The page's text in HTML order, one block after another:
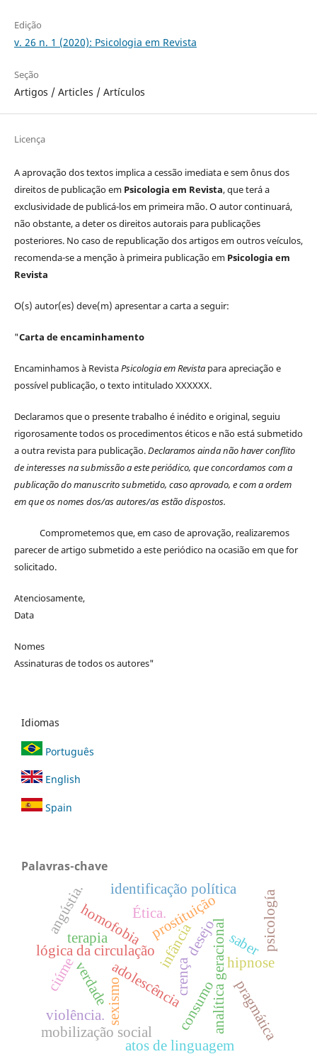
Edição
v. 26 n. 1 (2020): Psicologia em Revista
Seção
Artigos / Articles / Artículos
Licença
A aprovação dos textos implica a cessão imediata e sem ônus dos
direitos de publicação em Psicologia em Revista, que terá a
exclusividade de publicá-los em primeira mão. O autor continuará,
não obstante, a deter os direitos autorais para publicações
posteriores. No caso de republicação dos artigos em outros veículos,
recomenda-se a menção à primeira publicação em Psicologia em
Revista
O(s) autor(es) deve(m) apresentar a carta a seguir:
"Carta de encaminhamento
Encaminhamos à RevistaPsicologia em Revistapara apreciação e
possível publicação, o texto intitulado XXXXXX.
Declaramos que o presente trabalho é inédito e original, seguiu
rigorosamente todos os procedimentos éticos e não está submetido
a outra revista para publicação.Declaramos ainda não haver conflito
de interesses na submissão a este periódico, que concordamos com a
publicação do manuscrito submetido, caso aprovado, e com a ordem
em que os nomes dos/as autores/as estão dispostos.
Comprometemos que, em caso de aprovação, realizaremos
parecer de artigo submetido a este periódico na ocasião em que for
solicitado.
Atenciosamente,
Data
Nomes
Assinaturas de todos os autores"
Idiomas
Português
English
Spain
Palavras-chave
infância
consumo
lógica da circulação analítica geracional
adolescência
prostituição
sexismo
homofobia
identificação política
mobilização social
crença
terapia saber
verdade
atos de linguagem
hipnose
pragmática
desejo
angústia.
ciúme
psicología
Ética.
violência.